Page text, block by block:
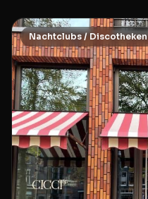
Nachtclubs / Discotheken